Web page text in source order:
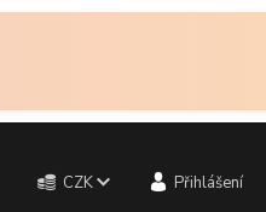
CZK Přihlášení